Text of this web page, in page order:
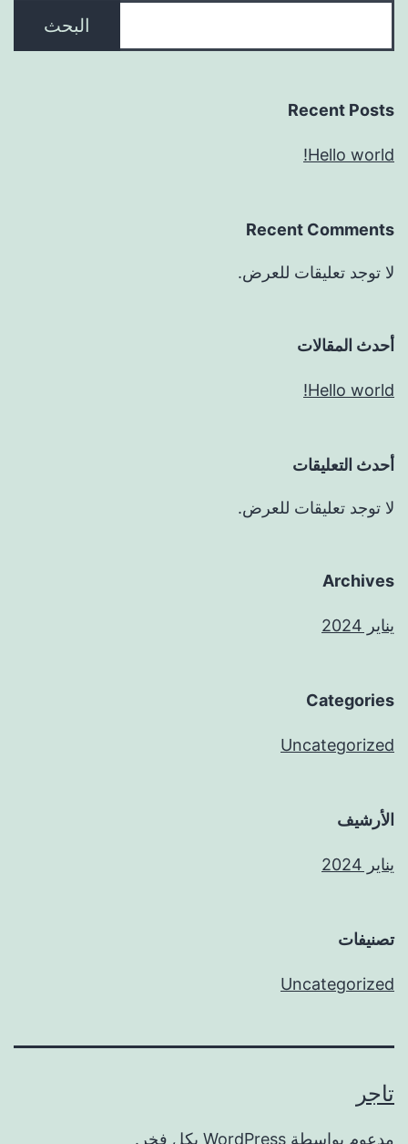
البحث
Recent Posts
Hello world!
Recent Comments
لا توجد تعليقات للعرض.
أحدث المقالات
Hello world!
أحدث التعليقات
لا توجد تعليقات للعرض.
Archives
يناير 2024
Categories
Uncategorized
الأرشيف
يناير 2024
تصنيفات
Uncategorized
تاجر
مدعوم بواسطة WordPress بكل فخر.